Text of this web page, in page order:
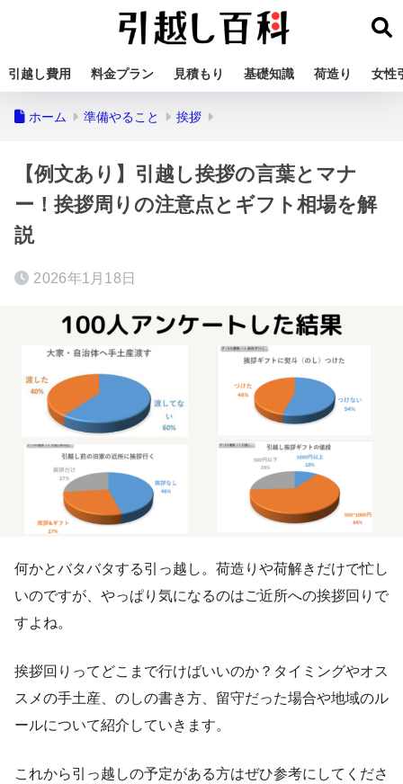
引越し費用 料金プラン 見積もり 基礎知識 荷造り 女性
ホーム 準備やること 挨拶
【例文あり】引越し挨拶の言葉とマナ
ー！挨拶周りの注意点とギフト相場を解
説
2026年1月18日
何かとバタバタする引っ越し。荷造りや荷解きだけで忙し
いのですが、やっぱり気になるのはご近所への挨拶回りで
すよね。
挨拶回りってどこまで行けばいいのか？タイミングやオス
スメの手土産、のしの書き方、留守だった場合や地域のル
ールについて紹介していきます。
これから引っ越しの予定がある方はぜひ参考にしてくださ